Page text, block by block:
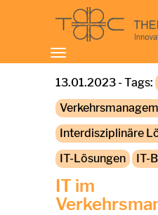
Toggle
navigation
13.01.2023 - Tags:
Interdisziplinäre
IT-Lösungen
IT-
IT im